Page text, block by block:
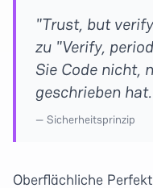
"Trust, but
zu "Verify,
Sie Code nicht,
geschrieben hat.
— Sicherheitsprinzip
Oberflächliche